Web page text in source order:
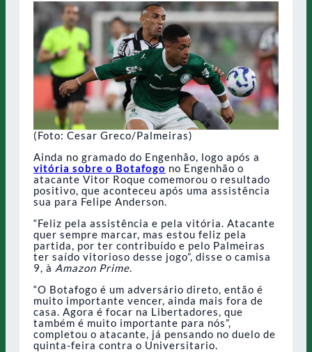
(Foto: Cesar Greco/Palmeiras)
Ainda no gramado do Engenhão, logo após a
vitória sobre o Botafogo no Engenhão o
atacante Vitor Roque comemorou o resultado
positivo, que aconteceu após uma assistência
sua para Felipe Anderson.
“Feliz pela assistência e pela vitória. Atacante
quer sempre marcar, mas estou feliz pela
partida, por ter contribuído e pelo Palmeiras
ter saído vitorioso desse jogo”, disse o camisa
9, à Amazon Prime.
“O Botafogo é um adversário direto, então é
muito importante vencer, ainda mais fora de
casa. Agora é focar na Libertadores, que
também é muito importante para nós”,
completou o atacante, já pensando no duelo de
quinta-feira contra o Universitario.